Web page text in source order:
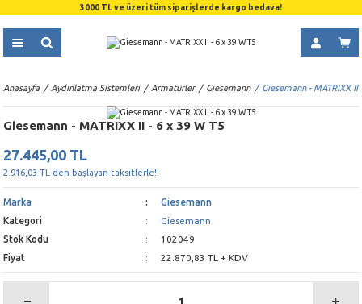
3000 TL ve üzeri tüm siparişlerde kargo bedava!
Anasayfa Aydınlatma Sistemleri Armatürler Giesemann Giesemann - MATRIXX II
Giesemann - MATRIXX II - 6 x 39 W T5
27.445,00 TL
2.916,03 TL den başlayan taksitlerle!!
Marka
Giesemann
Kategori
Giesemann
Stok Kodu
102049
Fiyat
22.870,83 TL + KDV